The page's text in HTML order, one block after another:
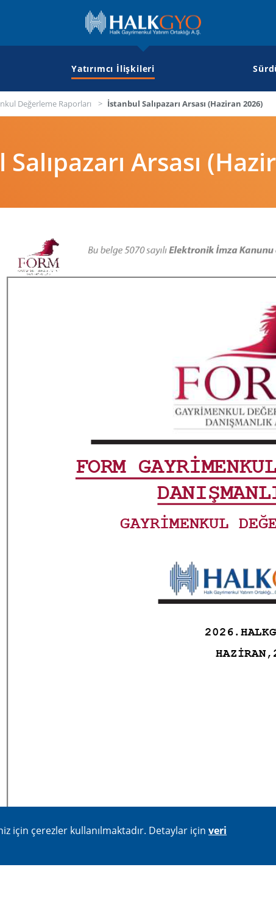
Yatırımcı İlişkileri
Değerleme Raporları İstanbul Salıpazarı Arsası (Haziran 2026)
Arsası
için çerezler kullanılmaktadır. Detaylar için veri